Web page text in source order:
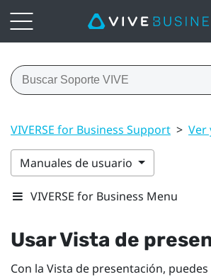
VIVERSE for Business Support > Ver
Manuales de usuario
VIVERSE for Business Menu
UsarVista de
Con la Vista de presentación,